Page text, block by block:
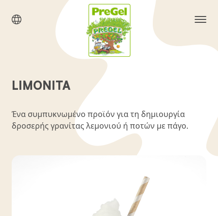
LIMONITA
Ένα συμπυκνωμένο προϊόν για τη δημιουργία
δροσερής γρανίτας λεμονιού ή ποτών με πάγο.